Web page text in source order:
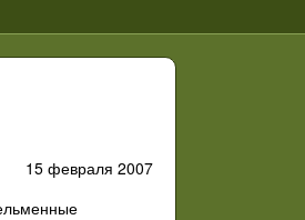
15 февраля 2007